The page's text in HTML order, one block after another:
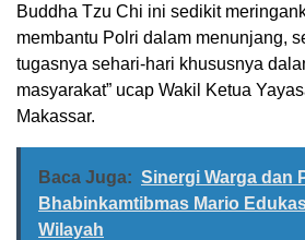
Buddha Tzu Chi ini sedikit
membantu Polri dalam menunjang,
tugasnya sehari-hari khususnya
masyarakat” ucap Wakil Ketua
Makassar.
Baca Juga: Sinergi Warga dan
Bhabinkamtibmas Mario
Wilayah